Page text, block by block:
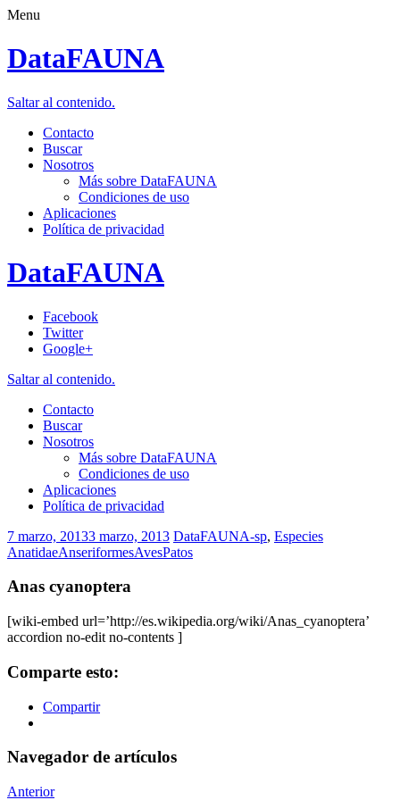
Menu
DataFAUNA
Saltar al contenido.
Contacto
Buscar
Nosotros
Más sobre DataFAUNA
Condiciones de uso
Aplicaciones
Política de privacidad
DataFAUNA
Facebook
Twitter
Google+
Saltar al contenido.
Contacto
Buscar
Nosotros
Más sobre DataFAUNA
Condiciones de uso
Aplicaciones
Política de privacidad
7 marzo, 20133 marzo, 2013 DataFAUNA-sp, Especies
AnatidaeAnseriformesAvesPatos
Anas cyanoptera
[wiki-embed url=’http://es.wikipedia.org/wiki/Anas_cyanoptera’
accordion no-edit no-contents ]
Comparte esto:
Compartir
Navegador de artículos
Anterior